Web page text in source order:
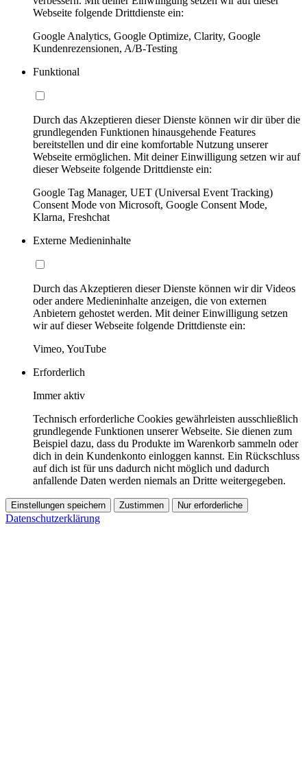
Webseite folgende Drittdienste ein:
Google Analytics, Google Optimize, Clarity, Google
Kundenrezensionen, A/B-Testing
Funktional
Durch das Akzeptieren dieser Dienste können wir dir über die
grundlegenden Funktionen hinausgehende Features
bereitstellen und dir eine komfortable Nutzung unserer
Webseite ermöglichen. Mit deiner Einwilligung setzen wir auf
dieser Webseite folgende Drittdienste ein:
Google Tag Manager, UET (Universal Event Tracking)
Consent Mode von Microsoft, Google Consent Mode,
Klarna, Freshchat
Externe Medieninhalte
Durch das Akzeptieren dieser Dienste können wir dir Videos
oder andere Medieninhalte anzeigen, die von externen
Anbietern gehostet werden. Mit deiner Einwilligung setzen
wir auf dieser Webseite folgende Drittdienste ein:
Vimeo, YouTube
Erforderlich
Immer aktiv
Technisch erforderliche Cookies gewährleisten ausschließlich
grundlegende Funktionen unserer Webseite. Sie dienen zum
Beispiel dazu, dass du Produkte im Warenkorb sammeln oder
dich in dein Kundenkonto einloggen kannst. Ein Rückschluss
auf dich ist für uns dadurch nicht möglich und dadurch
anfallende Daten werden niemals an Dritte weitergegeben.
Einstellungen speichern Zustimmen Nur erforderliche
Datenschutzerklärung